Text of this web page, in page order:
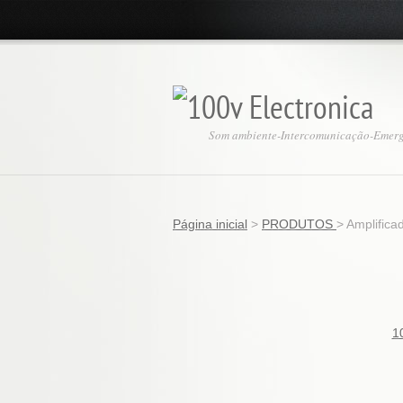
Som ambiente-Intercomunicação-
Página inicial > PRODUTOS >